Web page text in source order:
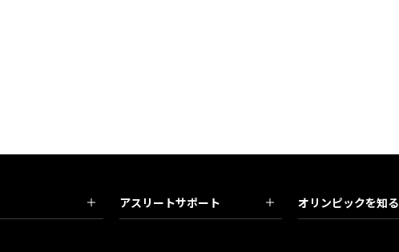
アスリートサポート オリンピックを知る